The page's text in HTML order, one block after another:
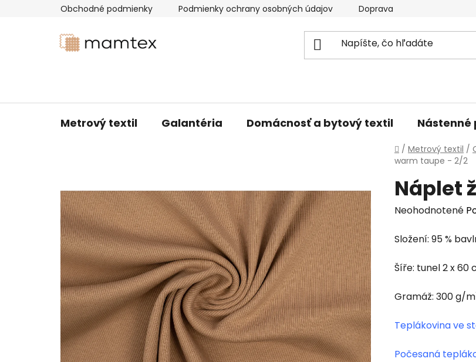
Obchodné podmienky Podmienky ochrany osobných údajov Doprava a platba
Metrový textil Galantéria Domácnosť a bytový textil Nástenné
Domov
/ Metrový textil /
warm taupe - 2/2
Náplet
Priemerné
produktu
0,0
hviezdičiek.
Neohodnotené
Složení: 95 %
Šíře: tunel 2 x 60
Gramáž: 300 g/m
Teplákovina ve
Počesaná